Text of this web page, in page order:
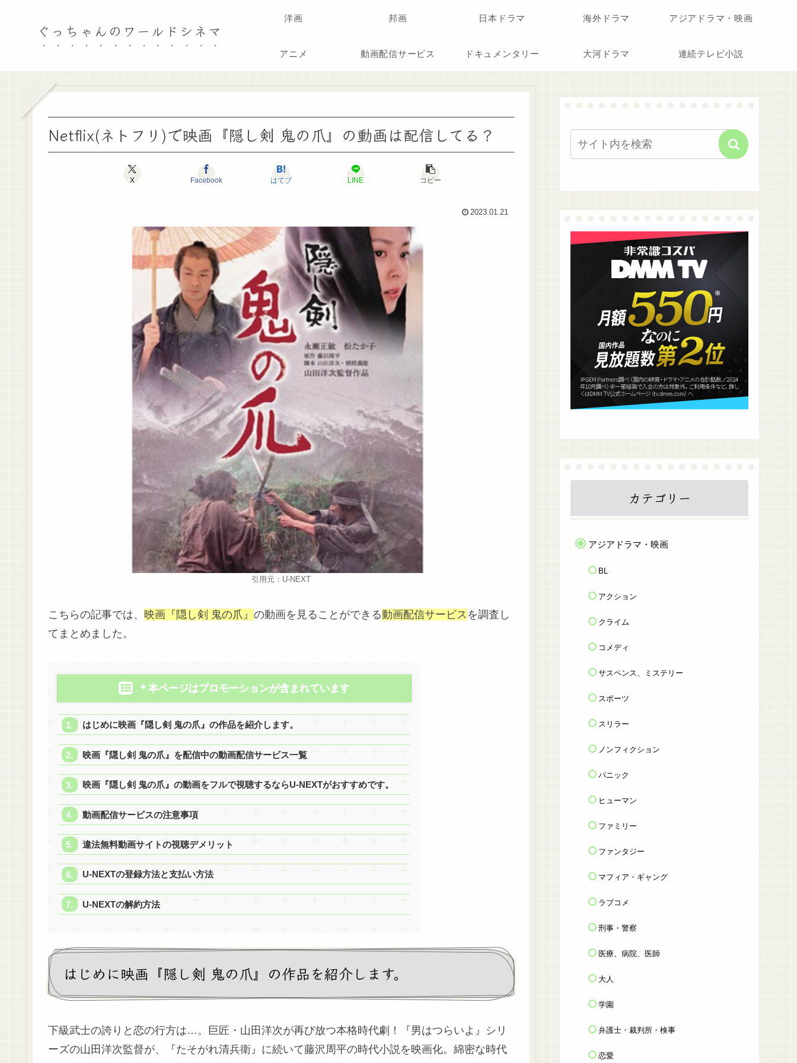
ぐっちゃんのワールドシネマ
洋画 邦画 日本ドラマ 海外ドラマ アジアドラマ・映画
アニメ 動画配信サービス ドキュメンタリー 大河ドラマ 連続テレビ小説
Netflix(ネトフリ)で映画『隠し剣 鬼の爪』の動画は配信してる？
X Facebook はてブ LINE コピー
2023.01.21
引用元：U-NEXT
こちらの記事では、 映画『隠し剣 鬼の爪』 の動画を見ることができる動画配信サービス を調査し
てまとめました。
＊本ページはプロモーションが含まれています
はじめに映画『隠し剣 鬼の爪』の作品を紹介します。
映画『隠し剣 鬼の爪』を配信中の動画配信サービス一覧
映画『隠し剣 鬼の爪』の動画をフルで視聴するならU-NEXTがおすすめです。
動画配信サービスの注意事項
違法無料動画サイトの視聴デメリット
U-NEXTの登録方法と支払い方法
U-NEXTの解約方法
はじめに映画『隠し剣 鬼の爪』の作品を紹介します。
下級武士の誇りと恋の行方は…。巨匠・山田洋次が再び放つ本格時代劇！『男はつらいよ』シリ
ーズの山田洋次監督が、『たそがれ清兵衛』に続いて藤沢周平の時代小説を映画化。綿密な時代
カテゴリー
アジアドラマ・映画
BL
アクション
クライム
コメディ
サスペンス、ミステリー
スポーツ
スリラー
ノンフィクション
パニック
ヒューマン
ファミリー
ファンタジー
マフィア・ギャング
ラブコメ
刑事・警察
医療、病院、医師
大人
学園
弁護士・裁判所・検事
恋愛